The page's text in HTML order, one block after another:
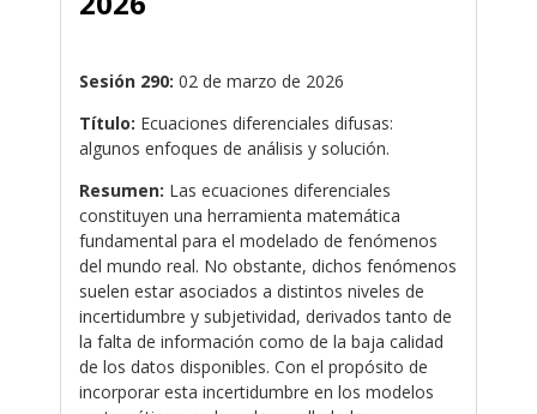
Sesión 290: 02 de marzo de 2026
Título: Ecuaciones diferenciales difusas:
algunos enfoques de análisis y solución.
Resumen: Las ecuaciones diferenciales
constituyen una herramienta matemática
fundamental para el modelado de fenómenos
del mundo real. No obstante, dichos fenómenos
suelen estar asociados a distintos niveles de
incertidumbre y subjetividad, derivados tanto de
la falta de información como de la baja calidad
de los datos disponibles. Con el propósito de
incorporar esta incertidumbre en los modelos